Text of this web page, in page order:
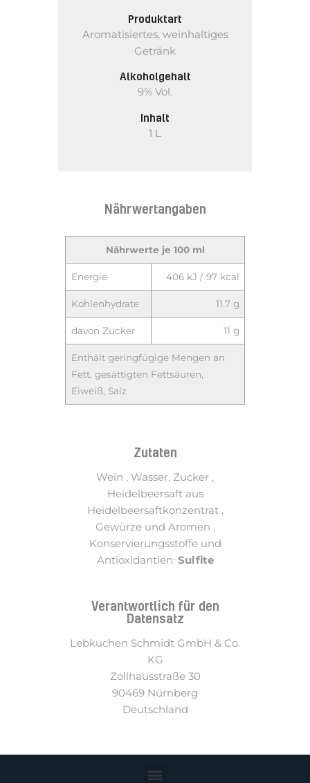
Produktart
Aromatisiertes, weinhaltiges
Getränk
Alkoholgehalt
9% Vol.
Inhalt
1 L
Nährwertangaben
Nährwerte je 100 ml
Energie 406 kJ / 97 kcal
Kohlenhydrate 11.7 g
davon Zucker 11 g
Enthält geringfügige Mengen an
Fett, gesättigten Fettsäuren,
Eiweiß, Salz
Zutaten
Wein , Wasser, Zucker ,
Heidelbeersaft aus
Heidelbeersaftkonzentrat ,
Gewürze und Aromen ,
Konservierungsstoffe und
Antioxidantien: Sulfite
Verantwortlich für den
Datensatz
Lebkuchen Schmidt GmbH & Co.
KG
Zollhausstraße 30
90469 Nürnberg
Deutschland